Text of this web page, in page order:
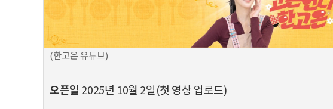
(한고은 유튜브)
오픈일 2025년 10월 2일(첫 영상 업로드)